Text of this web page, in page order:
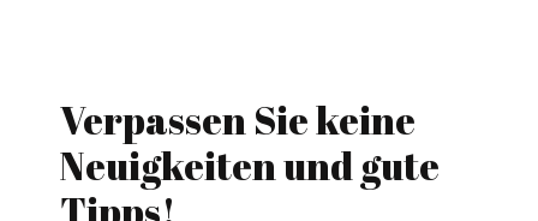
Verpassen Sie keine
Neuigkeiten und gute